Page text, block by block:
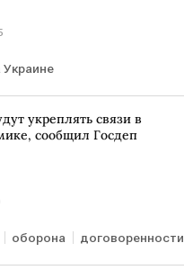
ВС РФ пленные
военные
укреплять связи в
сообщил Госдеп
оборона договоренности